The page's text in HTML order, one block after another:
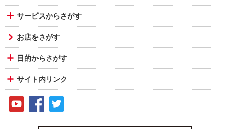
サービスからさがす
お店をさがす
目的からさがす
サイト内リンク